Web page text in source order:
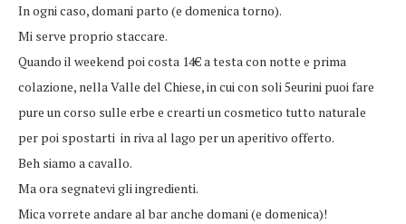
In ogni caso, domani parto (e domenica torno).
Mi serve proprio staccare.
Quando il weekend poi costa 14€ a testa con notte e prima
colazione, nella Valle del Chiese, in cui con soli 5eurini puoi fare
pure un corso sulle erbe e crearti un cosmetico tutto naturale
per poi spostarti in riva al lago per un aperitivo offerto.
Beh siamo a cavallo.
Ma ora segnatevi gli ingredienti.
Mica vorrete andare al bar anche domani (e domenica)!